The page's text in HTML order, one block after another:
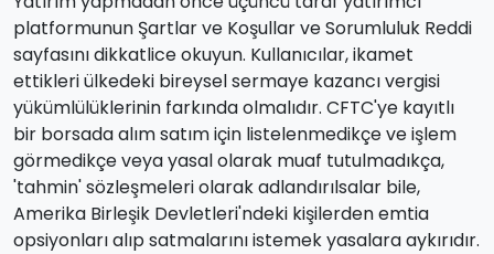
platformunun Şartlar ve Koşullar ve Sorumluluk Reddi
sayfasını dikkatlice okuyun. Kullanıcılar, ikamet
ettikleri ülkedeki bireysel sermaye kazancı vergisi
yükümlülüklerinin farkında olmalıdır. CFTC'ye kayıtlı
bir borsada alım satım için listelenmedikçe ve işlem
görmedikçe veya yasal olarak muaf tutulmadıkça,
'tahmin' sözleşmeleri olarak adlandırılsalar bile,
Amerika Birleşik Devletleri'ndeki kişilerden emtia
opsiyonları alıp satmalarını istemek yasalara aykırıdır.